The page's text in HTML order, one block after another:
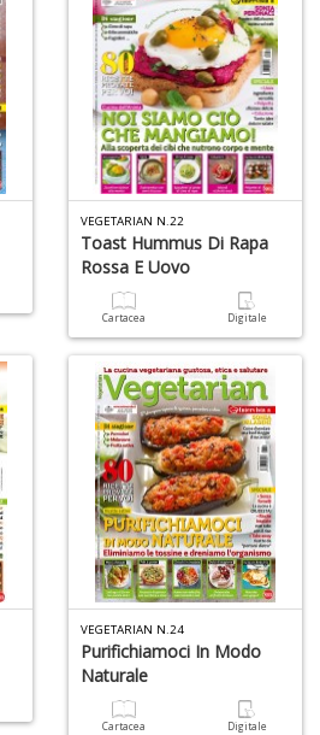
VEGETARIAN N.22
Toast Hummus Di Rapa
Rossa E Uovo
Cartacea Digitale
VEGETARIAN N.24
Purifichiamoci In Modo
Naturale
Cartacea Digitale